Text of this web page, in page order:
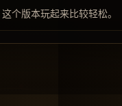
个版本玩起来比较轻松。